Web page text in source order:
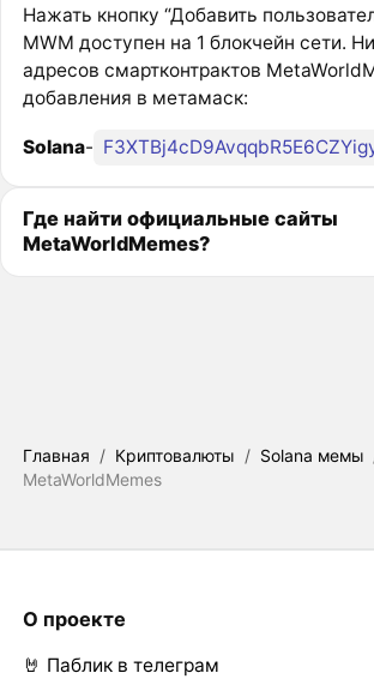
Нажать кнопку “Добавить
MWM доступен на 1 блокчейн сети.
адресов смартконтрактов
добавления в метамаск:
Solana-
Где найти официальные сайты
MetaWorldMemes?
Главная / Криптовалюты / Solana мемы
MetaWorldMemes
О проекте
🤘 Паблик в телеграм